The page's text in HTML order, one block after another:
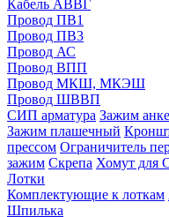
Кабель АВВГ
Провод ПВ1
Провод ПВ3
Провод АС
Провод ВПП
Провод МКШ, МКЭШ
Провод ШВВП
СИП арматура Зажим
Зажим плашечный
прессом Ограничитель
зажим Скрепа Хомут для
Лотки
Комплектующие к лоткам
Шпилька